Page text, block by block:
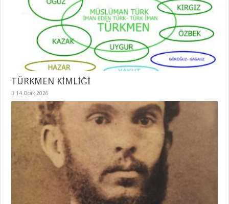
TÜRKMEN KİMLİĞİ
14 Ocak 2026